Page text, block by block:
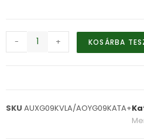
- + KOSÁRBA
SKU AUXG09KVLA/AOYG09KATA+